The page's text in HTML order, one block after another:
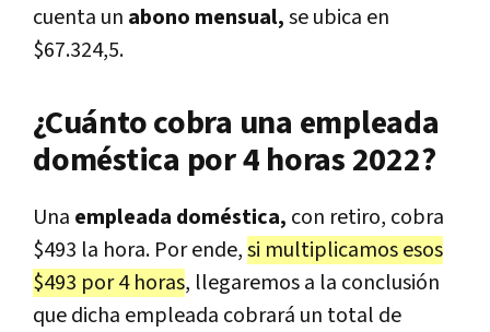
cuenta un abono mensual,se ubica en
$67.324,5.
¿Cuánto cobra una empleada
doméstica por 4 horas 2022?
Una empleada doméstica, con retiro, cobra
$493 la hora. Por ende,si multiplicamos esos
$493 por 4 horas, llegaremos a la conclusión
que dicha empleada cobrará un total de